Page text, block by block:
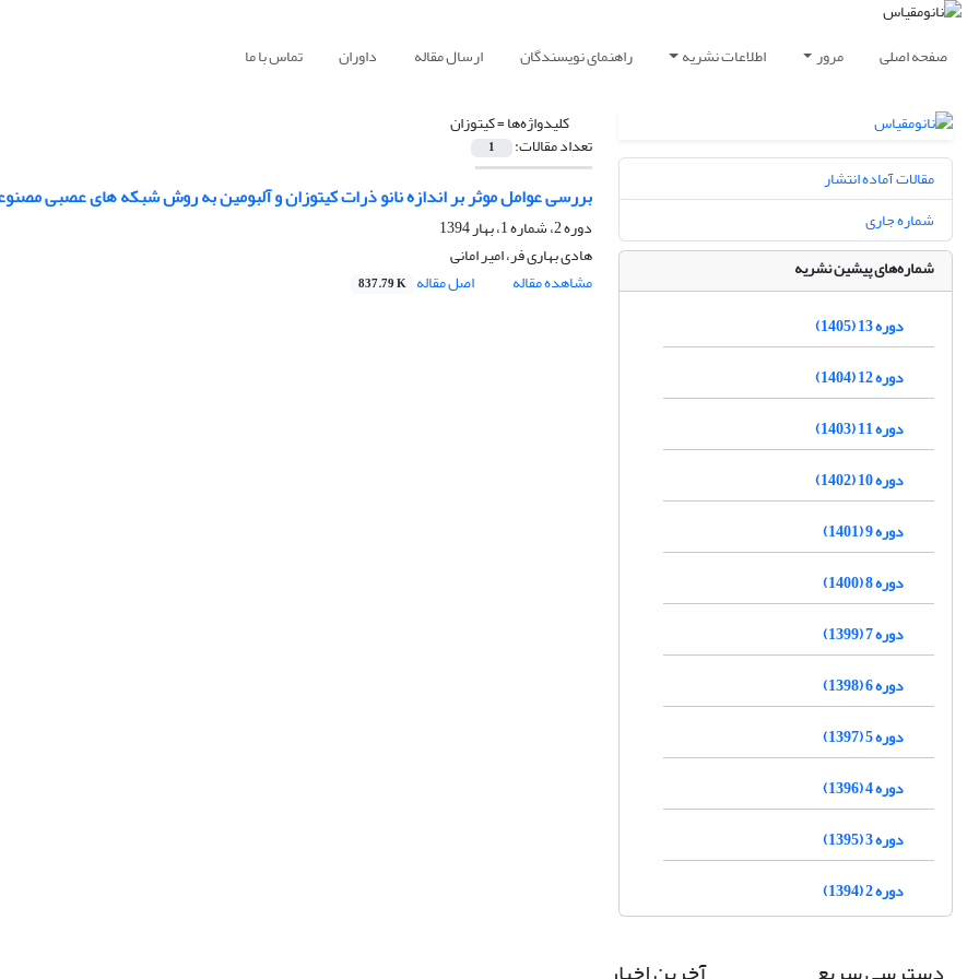
صفحه اصلی مرور اطلاعات نشریه راهنمای نویسندگان ارسال مقاله داوران تماس با ما
کلیدواژه‌ها =کیتوزان
تعداد مقالات: 1
بررسی عوامل موثر بر اندازه نانو ذرات کیتوزان و آلبومین به روش شبکه های عصبی
دوره 2، شماره 1، بهار 1394
هادی بهاری فر، امیر امانی
مشاهده مقاله
اصل مقاله 837.79 K
مقالات آماده انتشار
شماره جاری
شماره‌های پیشین نشریه
دوره 13 (1405)
دوره 12 (1404)
دوره 11 (1403)
دوره 10 (1402)
دوره 9 (1401)
دوره 8 (1400)
دوره 7 (1399)
دوره 6 (1398)
دوره 5 (1397)
دوره 4 (1396)
دوره 3 (1395)
دوره 2 (1394)